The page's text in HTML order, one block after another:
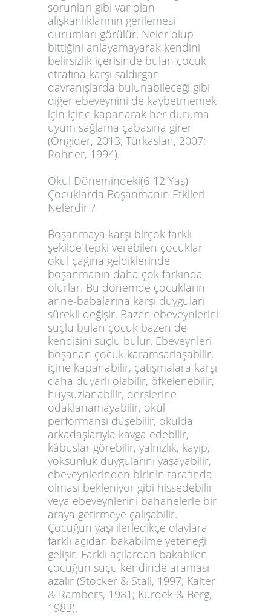
sorunları gibi var olan
alışkanlıklarının gerilemesi
durumları görülür. Neler olup
bittiğini anlayamayarak kendini
belirsizlik içerisinde bulan çocuk
etrafına karşı saldırgan
davranışlarda bulunabileceği gibi
diğer ebeveynini de kaybetmemek
için içine kapanarak her duruma
uyum sağlama çabasına girer
(Öngider, 2013; Türkaslan, 2007;
Rohner, 1994).
Okul Dönemindeki(6-12 Yaş)
Çocuklarda Boşanmanın Etkileri
Nelerdir ?
Boşanmaya karşı birçok farklı
şekilde tepki verebilen çocuklar
okul çağına geldiklerinde
boşanmanın daha çok farkında
olurlar. Bu dönemde çocukların
anne-babalarına karşı duyguları
sürekli değişir. Bazen ebeveynlerini
suçlu bulan çocuk bazen de
kendisini suçlu bulur. Ebeveynleri
boşanan çocuk karamsarlaşabilir,
içine kapanabilir, çatışmalara karşı
daha duyarlı olabilir, öfkelenebilir,
huysuzlanabilir, derslerine
odaklanamayabilir, okul
performansı düşebilir, okulda
arkadaşlarıyla kavga edebilir,
kâbuslar görebilir, yalnızlık, kayıp,
yoksunluk duygularını yaşayabilir,
ebeveynlerinden birinin tarafında
olması bekleniyor gibi hissedebilir
veya ebeveynlerini bahanelerle bir
araya getirmeye çalışabilir.
Çocuğun yaşı ilerledikçe olaylara
farklı açıdan bakabilme yeteneği
gelişir. Farklı açılardan bakabilen
çocuğun suçu kendinde araması
azalır (Stocker & Stall, 1997; Kalter
& Rambers, 1981; Kurdek & Berg,
1983).